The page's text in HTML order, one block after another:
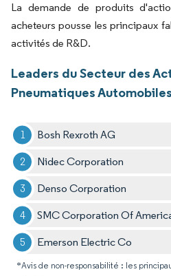
La demande de produits
acheteurs pousse les principaux
activités de R&D.
Leaders du Secteur des
Pneumatiques
Bosh Rexroth AG
Nidec Corporation
Denso Corporation
SMC Corporation Of
Emerson Electric Co
*Avis de non-responsabilité : les